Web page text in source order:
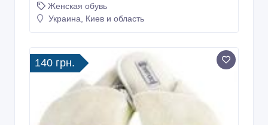
Женская обувь
Украина, Киев и область
140 грн.